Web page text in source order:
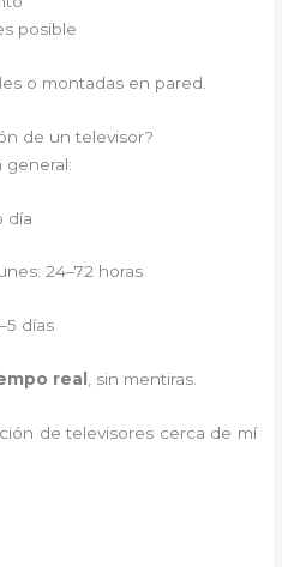
posible
o montadas en pared.
de un televisor?
general:
día
24–72 horas
días
real , sin mentiras.
de televisores cerca de mí